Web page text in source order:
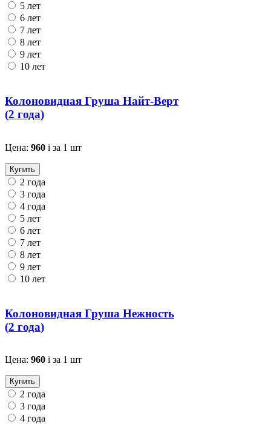
5 лет
6 лет
7 лет
8 лет
9 лет
10 лет
Колоновидная Груша Найт-Верт
(2 года)
Цена: 960 i за 1 шт
Купить
2 года
3 года
4 года
5 лет
6 лет
7 лет
8 лет
9 лет
10 лет
Колоновидная Груша Нежность
(2 года)
Цена: 960 i за 1 шт
Купить
2 года
3 года
4 года